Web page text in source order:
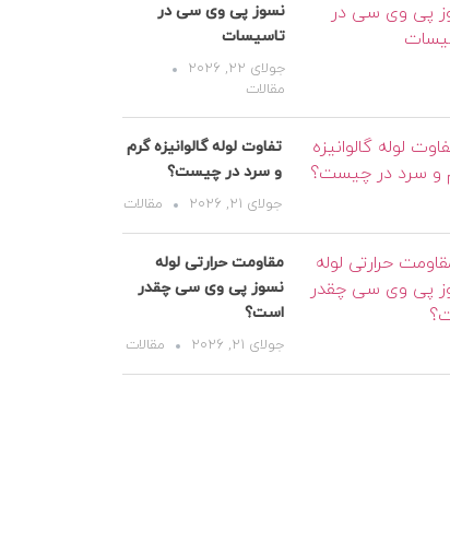
نسوز پی وی سی در
تاسیسات
جولای 22, 2026
مقالات
تفاوت لوله گالوانیزه گرم
و سرد در چیست؟
جولای 21, 2026 مقالات
مقاومت حرارتی لوله
نسوز پی وی سی چقدر
است؟
جولای 21, 2026 مقالات